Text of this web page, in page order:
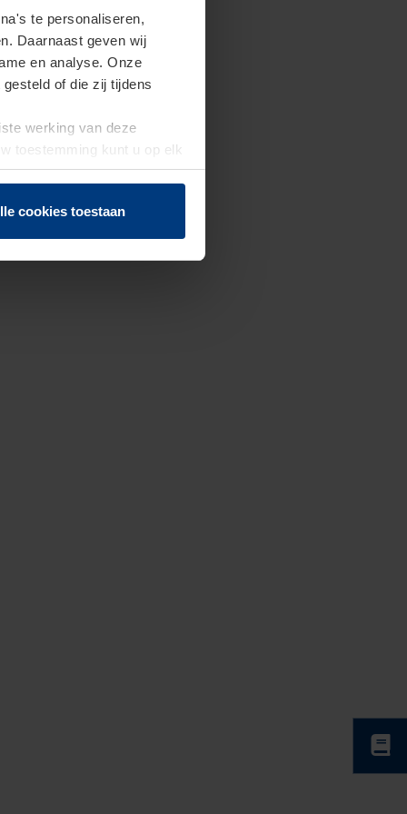
te personaliseren,
Daarnaast geven wij
en analyse. Onze
of die zij tijdens
werking van deze
toestemming kunt u op elk
herroepen.
cookies toestaan